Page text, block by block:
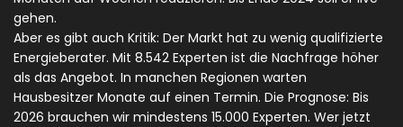
gehen.
Aber es gibt auch Kritik: Der Markt hat zu wenig qualifizierte
Energieberater. Mit 8.542 Experten ist die Nachfrage höher
als das Angebot. In manchen Regionen warten
Hausbesitzer Monate auf einen Termin. Die Prognose: Bis
2026 brauchen wir mindestens 15.000 Experten. Wer jetzt